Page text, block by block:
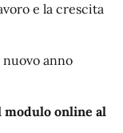
e la crescita
anno
online al